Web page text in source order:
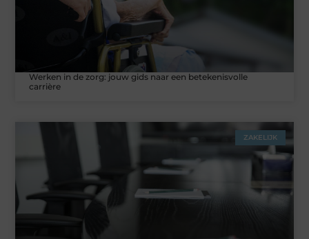
Werken in de zorg: jouw gids naar een betekenisvolle
carrière
ZAKELIJK